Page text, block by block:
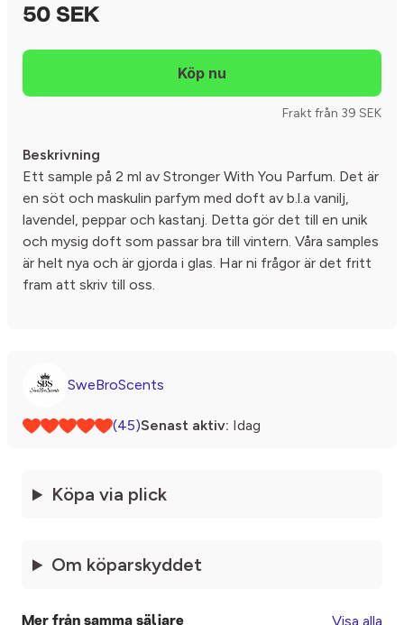
50 SEK
Frakt från 39 SEK
Beskrivning
Ett sample på 2 ml av Stronger With You Parfum. Det är
en söt och maskulin parfym med doft av b.l.a vanilj,
lavendel, peppar och kastanj. Detta gör det till en unik
och mysig doft som passar bra till vintern. Våra samples
är helt nya och är gjorda i glas. Har ni frågor är det fritt
fram att skriv till oss.
SweBroScents
(45)Senast aktiv: Idag
Köpa via plick
Om köparskyddet
Mer från samma säljare Visa alla